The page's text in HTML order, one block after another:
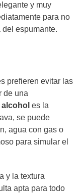
y muy
para no
espumante.
prefieren evitar las
de una
es la
se puede
agua con gas o
para simular el
y la textura
apta para todo